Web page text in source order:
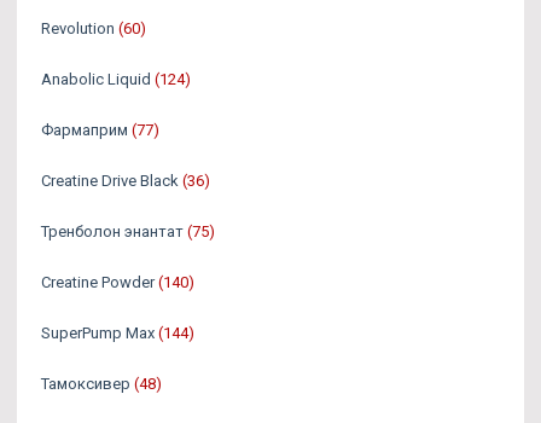
Revolution (60)
Anabolic Liquid (124)
Фармаприм (77)
Creatine Drive Black (36)
Тренболон энантат (75)
Creatine Powder (140)
SuperPump Max (144)
Тамоксивер (48)